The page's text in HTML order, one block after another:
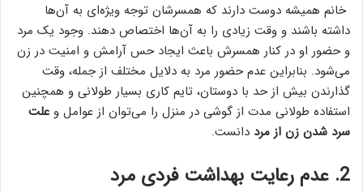
خانم‌ همیشه دوست دارند که همسرشان توجه ویژه‌ای به آن‌ها
داشته باشند و وقت زیادی را به آن‌ها اختصاص دهند. وجود یک مرد
و حضور او در کنار همسرش باعث ایجاد حس آرامش و امنیت در زن
می‌شود. بنابراین عدم حضور مرد به دلایل مختلف از جمله، وقت
گذارندن بیش از حد با دوستان، تایم کاری بسیار طولانی و همچنین
استفاده طولانی مدت از گوشی در منزل را می‌توان از عوامل و علت
سرد شدن زن از مرد دانست.
2. عدم رعایت بهداشت فردی مرد